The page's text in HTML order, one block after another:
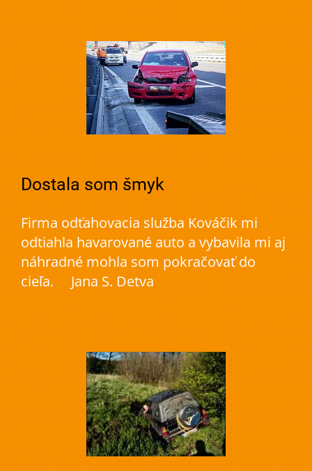
Dostala som šmyk
Firma odťahovacia služba Kováčik mi
odtiahla havarované auto a vybavila mi aj
náhradné mohla som pokračovať do
cieľa. Jana S. Detva